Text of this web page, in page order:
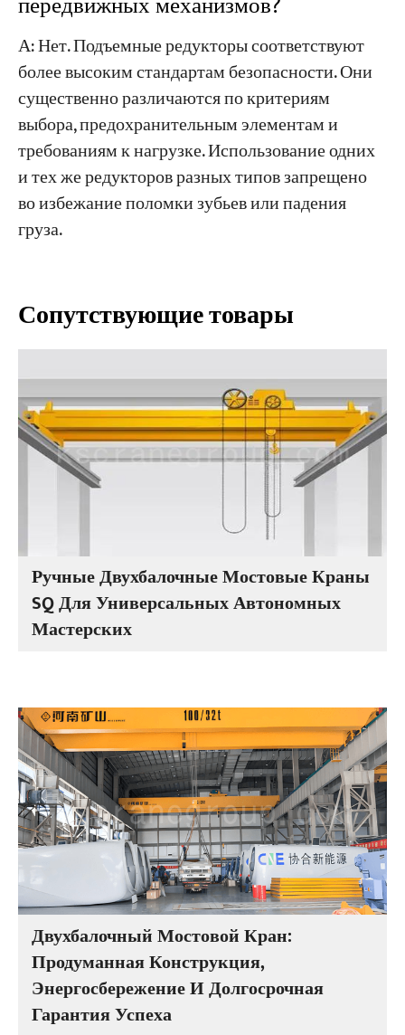
А: Нет. Подъемные редукторы соответствуют
более высоким стандартам безопасности. Они
существенно различаются по критериям
выбора, предохранительным элементам и
требованиям к нагрузке. Использование одних
и тех же редукторов разных типов запрещено
во избежание поломки зубьев или падения
груза.
Сопутствующие товары
Ручные Двухбалочные Мостовые Краны
SQ Для Универсальных Автономных
Мастерских
Двухбалочный Мостовой Кран:
Продуманная Конструкция,
Энергосбережение И Долгосрочная
Гарантия Успеха